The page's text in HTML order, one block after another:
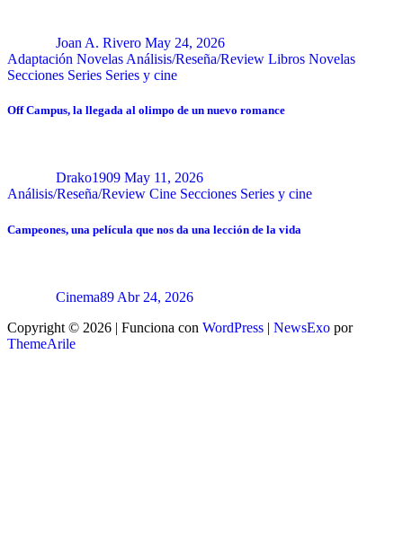
Joan A. Rivero May 24, 2026
Adaptación Novelas Análisis/Reseña/Review Libros Novelas
Secciones Series Series y cine
Off Campus, la llegada al olimpo de un nuevo romance
Drako1909 May 11, 2026
Análisis/Reseña/Review Cine Secciones Series y cine
Campeones, una película que nos da una lección de la vida
Cinema89 Abr 24, 2026
Copyright © 2026 | Funciona con WordPress | NewsExo por
ThemeArile